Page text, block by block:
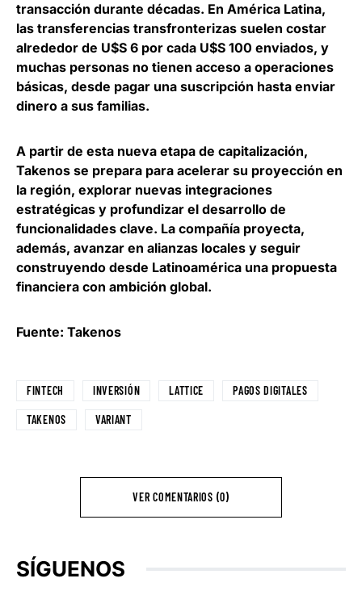
transacción durante décadas. En América Latina,
las transferencias transfronterizas suelen costar
alrededor de U$S 6 por cada U$S 100 enviados, y
muchas personas no tienen acceso a operaciones
básicas, desde pagar una suscripción hasta enviar
dinero a sus familias.
A partir de esta nueva etapa de capitalización,
Takenos se prepara para acelerar su proyección en
la región, explorar nuevas integraciones
estratégicas y profundizar el desarrollo de
funcionalidades clave. La compañía proyecta,
además, avanzar en alianzas locales y seguir
construyendo desde Latinoamérica una propuesta
financiera con ambición global.
Fuente: Takenos
FINTECH INVERSIÓN LATTICE PAGOS DIGITALES
TAKENOS VARIANT
VER COMENTARIOS (0)
SÍGUENOS